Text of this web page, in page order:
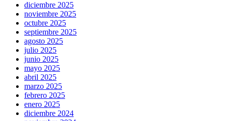
diciembre 2025
noviembre 2025
octubre 2025
septiembre 2025
agosto 2025
julio 2025
junio 2025
mayo 2025
abril 2025
marzo 2025
febrero 2025
enero 2025
diciembre 2024